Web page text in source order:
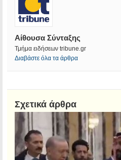
Αίθουσα Σύνταξης
Τμήμα ειδήσεων tribune.gr
Διαβάστε όλα τα άρθρα
Σχετικά άρθρα